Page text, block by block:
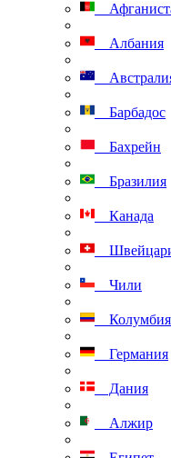
Албания
Барбадос
Бахрейн
Бразилия
Канада
Чили
Колумбия
Германия
Дания
Алжир